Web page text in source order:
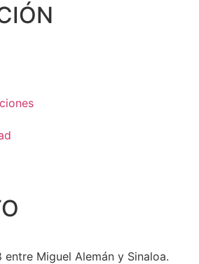
Miguel Alemán y Sinaloa.